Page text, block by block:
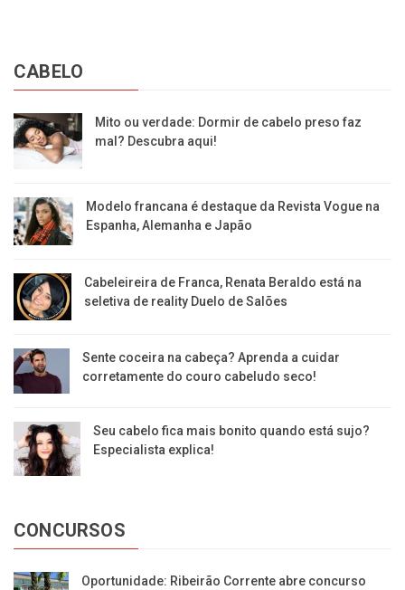
CABELO
Mito ou verdade: Dormir de cabelo preso faz
mal? Descubra aqui!
Modelo francana é destaque da Revista Vogue na
Espanha, Alemanha e Japão
Cabeleireira de Franca, Renata Beraldo está na
seletiva de reality Duelo de Salões
Sente coceira na cabeça? Aprenda a cuidar
corretamente do couro cabeludo seco!
Seu cabelo fica mais bonito quando está sujo?
Especialista explica!
CONCURSOS
Oportunidade: Ribeirão Corrente abre concurso